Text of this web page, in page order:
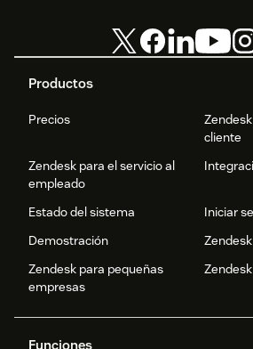
Productos
Precios
cliente
Zendesk para el servicio al
empleado
Estado del sistema
Iniciar
Demostración
Zendesk para pequeñas
empresas
Funciones